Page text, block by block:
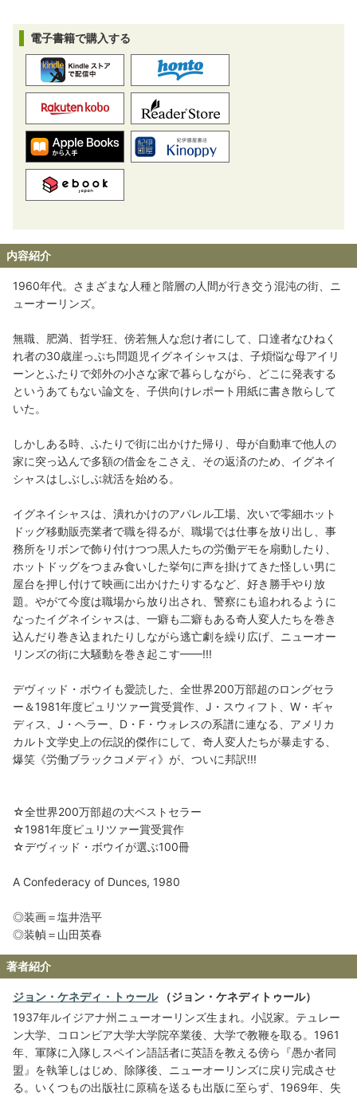
電子書籍で購入する
内容紹介
1960年代。さまざまな人種と階層の人間が行き交う混沌の街、ニ
ューオーリンズ。
無職、肥満、哲学狂、傍若無人な怠け者にして、口達者なひねく
れ者の30歳崖っぷち問題児イグネイシャスは、子煩悩な母アイリ
ーンとふたりで郊外の小さな家で暮らしながら、どこに発表する
というあてもない論文を、子供向けレポート用紙に書き散らして
いた。
しかしある時、ふたりで街に出かけた帰り、母が自動車で他人の
家に突っ込んで多額の借金をこさえ、その返済のため、イグネイ
シャスはしぶしぶ就活を始める。
イグネイシャスは、潰れかけのアパレル工場、次いで零細ホット
ドッグ移動販売業者で職を得るが、職場では仕事を放り出し、事
務所をリボンで飾り付けつつ黒人たちの労働デモを扇動したり、
ホットドッグをつまみ食いした挙句に声を掛けてきた怪しい男に
屋台を押し付けて映画に出かけたりするなど、好き勝手やり放
題。やがて今度は職場から放り出され、警察にも追われるように
なったイグネイシャスは、一癖も二癖もある奇人変人たちを巻き
込んだり巻き込まれたりしながら逃亡劇を繰り広げ、ニューオー
リンズの街に大騒動を巻き起こす——!!!
デヴィッド・ボウイも愛読した、全世界200万部超のロングセラ
ー＆1981年度ピュリツァー賞受賞作、J・スウィフト、W・ギャ
ディス、J・ヘラー、D・F・ウォレスの系譜に連なる、アメリカ
カルト文学史上の伝説的傑作にして、奇人変人たちが暴走する、
爆笑《労働ブラックコメディ》が、ついに邦訳!!!
☆全世界200万部超の大ベストセラー
☆1981年度ピュリツァー賞受賞作
☆デヴィッド・ボウイが選ぶ100冊
A Confederacy of Dunces, 1980
◎装画＝塩井浩平
◎装幀＝山田英春
著者紹介
ジョン・ケネディ・トゥール（ジョン・ケネディトゥール）
1937年ルイジアナ州ニューオーリンズ生まれ。小説家。テュレー
ン大学、コロンビア大学大学院卒業後、大学で教鞭を取る。1961
年、軍隊に入隊しスペイン語話者に英語を教える傍ら『愚か者同
盟』を執筆しはじめ、除隊後、ニューオーリンズに戻り完成させ
る。いくつもの出版社に原稿を送るも出版に至らず、1969年、失